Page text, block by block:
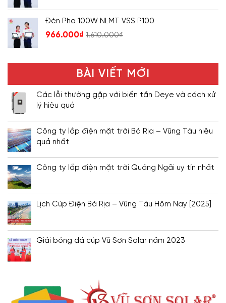
Đèn Pha 100W NLMT VSS P100
966.000₫ 1.610.000₫
BÀI VIẾT MỚI
Các lỗi thường gặp với biến tần Deye và cách xử
lý hiệu quả
Công ty lắp điện mặt trời Bà Rịa – Vũng Tàu hiệu
quả nhất
Công ty lắp điện mặt trời Quảng Ngãi uy tín nhất
Lịch Cúp Điện Bà Rịa – Vũng Tàu Hôm Nay [2025]
Giải bóng đá cúp Vũ Sơn Solar năm 2023